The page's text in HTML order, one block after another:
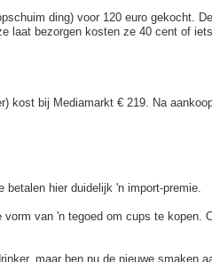
ding) voor 120 euro gekocht.
laat bezorgen kosten ze 40 cent of
kost bij Mediamarkt € 219. Na
hier duidelijk 'n import-premie.
van 'n tegoed om cups te kopen.
maar ben nu de nieuwe smaken